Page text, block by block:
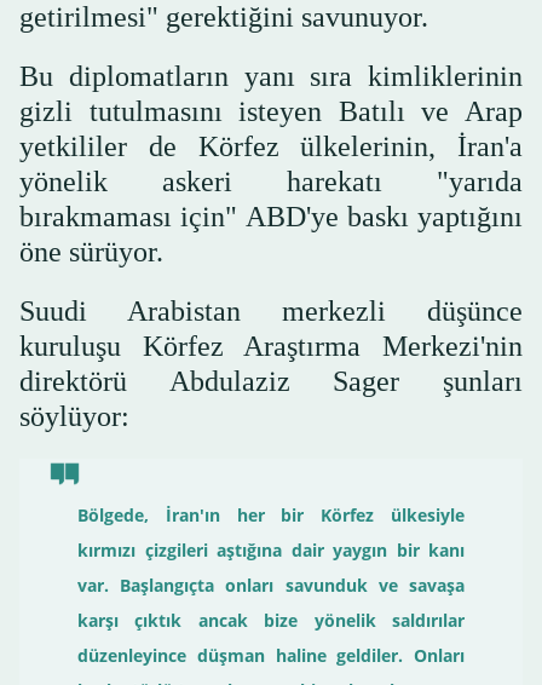
getirilmesi" gerektiğini savunuyor.
Bu diplomatların yanı sıra kimliklerinin
gizli tutulmasını isteyen Batılı ve Arap
yetkililer de Körfez ülkelerinin, İran'a
yönelik askeri harekatı "yarıda
bırakmaması için" ABD'ye baskı yaptığını
öne sürüyor.
Suudi Arabistan merkezli düşünce
kuruluşu Körfez Araştırma Merkezi'nin
direktörü Abdulaziz Sager şunları
söylüyor:
Bölgede, İran'ın her bir Körfez ülkesiyle
kırmızı çizgileri aştığına dair yaygın bir kanı
var. Başlangıçta onları savunduk ve savaşa
karşı çıktık ancak bize yönelik saldırılar
düzenleyince düşman haline geldiler. Onları